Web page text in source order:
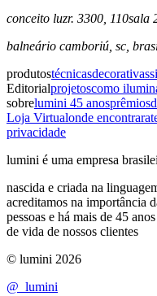
conceito luzr. 3300, 110sala
balneário camboriú sc
produtostécnicasdecorativas
Editorialprojetoscomo
sobrelumini 45 anosprêmios
Loja Virtualonde encontrar
privacidade
lumini é uma empresa
nascida e criada na
acreditamos na importância
pessoas e há mais de 45
de vida de nossos clientes
© lumini 2026
@_lumini